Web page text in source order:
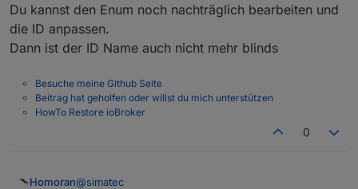
Du kannst den Enum noch nachträglich bearbeiten und
die ID anpassen.
Dann ist der ID Name auch nicht mehr blinds
Besuche meine Github Seite
Beitrag hat geholfen oder willst du mich unterstützen
HowTo Restore ioBroker
0
Homoran@simatec